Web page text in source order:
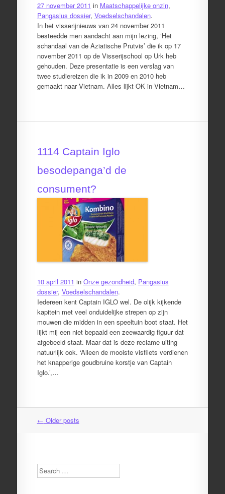
27 november 2011 in Maatschappelijke onzin,
Pangasius dossier, Voedselschandalen.
In het visserijnieuws van 24 november 2011
besteedde men aandacht aan mijn lezing, ‘Het
schandaal van de Aziatische Prutvis’ die ik op 17
november 2011 op de Visserijschool op Urk heb
gehouden. Deze presentatie is een verslag van
twee studiereizen die ik in 2009 en 2010 heb
gemaakt naar Vietnam. Alles lijkt OK in Vietnam…
1114 Captain Iglo
besodepanga’d de
consument?
10 april 2011 in Onze gezondheid, Pangasius
dossier, Voedselschandalen.
Iedereen kent Captain IGLO wel. De olijk kijkende
kapitein met veel onduidelijke strepen op zijn
mouwen die midden in een speeltuin boot staat. Het
lijkt mij een niet bepaald een zeewaardig figuur dat
afgebeeld staat. Maar dat is deze reclame uiting
natuurlijk ook. ‘Alleen de mooiste visfilets verdienen
het knapperige goudbruine korstje van Captain
Iglo.’,…
Post
← Older posts
Search